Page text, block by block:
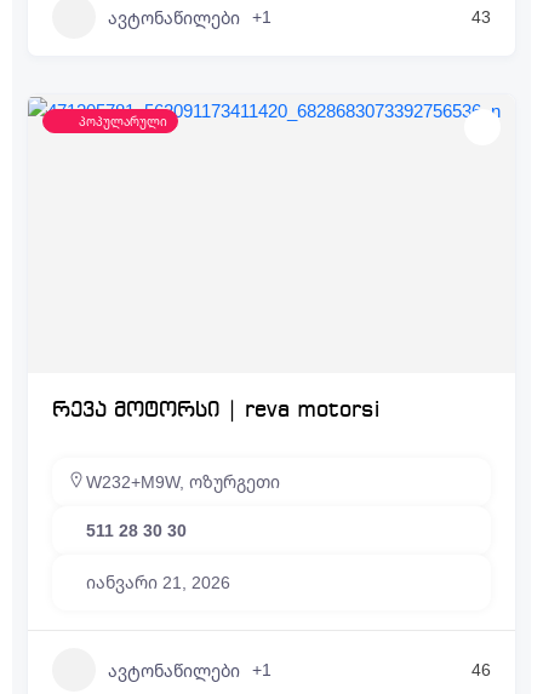
ავტონაწილები +1 43
პოპულარული
რევა მოტორსი | reva motorsi
W232+M9W, ოზურგეთი
511 28 30 30
იანვარი 21, 2026
ავტონაწილები +1 46